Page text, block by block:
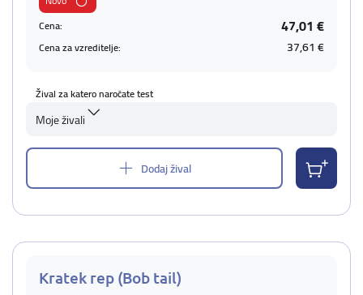
Cena:
47,01 €
Cena za vzreditelje: 37,61 €
Žival za katero naročate test
Moje živali
Dodaj žival
Kratek rep (Bob tail)